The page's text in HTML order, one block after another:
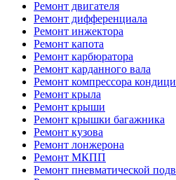
Ремонт двигателя
Ремонт дифференциала
Ремонт инжектора
Ремонт капота
Ремонт карбюратора
Ремонт карданного вала
Ремонт компрессора
Ремонт крыла
Ремонт крыши
Ремонт крышки багажника
Ремонт кузова
Ремонт лонжерона
Ремонт МКПП
Ремонт пневматической